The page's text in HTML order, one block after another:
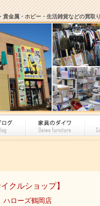
金属・ホビー・生活雑貨などの買取
クルショップ】
ローズ鶴岡店